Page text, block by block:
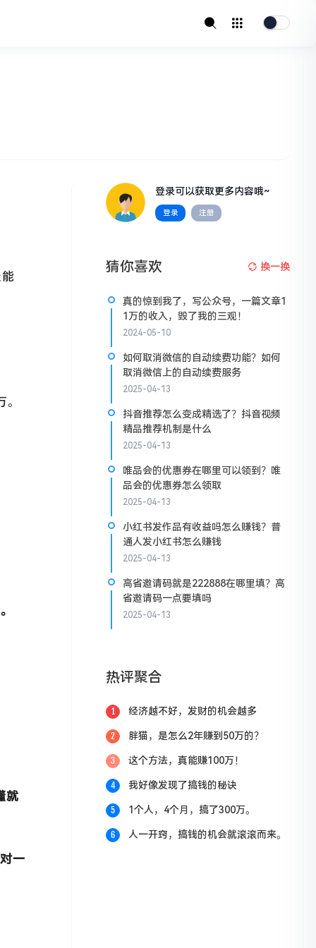
就
一
登录可以获取更多内容哦~
登录 注册
猜你喜欢 换一换
真的惊到我了，写公众号，一篇文章1
1万的收入，毁了我的三观！
2024-05-10
如何取消微信的自动续费功能？如何
取消微信上的自动续费服务
2025-04-13
抖音推荐怎么变成精选了？抖音视频
精品推荐机制是什么
2025-04-13
唯品会的优惠券在哪里可以领到？唯
品会的优惠券怎么领取
2025-04-13
小红书发作品有收益吗怎么赚钱？普
通人发小红书怎么赚钱
2025-04-13
高省邀请码就是222888在哪里填？高
省邀请码一点要填吗
2025-04-13
热评聚合
1 经济越不好，发财的机会越多
2 胖猫，是怎么2年赚到50万的？
3 这个方法，真能赚100万！
4 我好像发现了搞钱的秘诀
5 1个人，4个月，搞了300万。
6 人一开窍，搞钱的机会就滚滚而来。